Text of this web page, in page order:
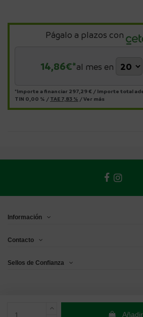
Págalo a plazos con
14,86€*al mes en
*Importe a financiar 297,29 € / Importe total
TIN 0,00 % / TAE 7,83 % /Ver más
Información
Contacto
Sellos de Confianza